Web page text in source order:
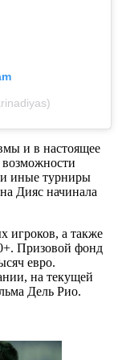
и в настоящее
возможности
иные турниры
Дияс начинала
игроков, а также
Призовой фонд
евро.
на текущей
Дель Рио.